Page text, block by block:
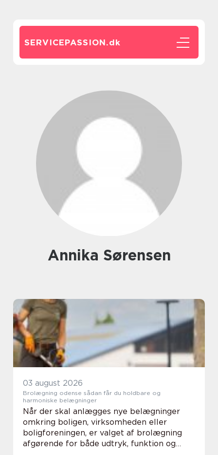
SERVICEPASSION.dk
Annika Sørensen
03 august 2026
Brolægning odense sådan får du holdbare og
harmoniske belægninger
Når der skal anlægges nye belægninger
omkring boligen, virksomheden eller
boligforeningen, er valget af brolægning
afgørende for både udtryk, funktion og